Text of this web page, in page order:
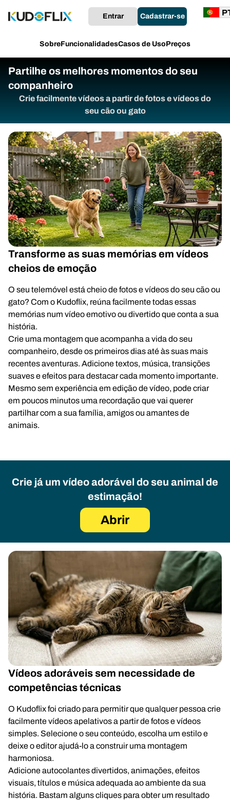
SobreFuncionalidadesCasos de UsoPreços
Entrar Cadastrar-se
Partilhe os melhores momentos do seu
companheiro
Crie facilmente vídeos a partir de fotos e vídeos do
seu cão ou gato
Transforme as suas memórias em vídeos
cheios de emoção
O seu telemóvel está cheio de fotos e vídeos do seu cão ou
gato? Com o Kudoflix, reúna facilmente todas essas
memórias num vídeo emotivo ou divertido que conta a sua
história.
Crie uma montagem que acompanha a vida do seu
companheiro, desde os primeiros dias até às suas mais
recentes aventuras. Adicione textos, música, transições
suaves e efeitos para destacar cada momento importante.
Mesmo sem experiência em edição de vídeo, pode criar
em poucos minutos uma recordação que vai querer
partilhar com a sua família, amigos ou amantes de
animais.
Crie já um vídeo adorável do seu animal de
estimação!
Abrir
Vídeos adoráveis sem necessidade de
competências técnicas
O Kudoflix foi criado para permitir que qualquer pessoa crie
facilmente vídeos apelativos a partir de fotos e vídeos
simples. Selecione o seu conteúdo, escolha um estilo e
deixe o editor ajudá-lo a construir uma montagem
harmoniosa.
Adicione autocolantes divertidos, animações, efeitos
visuais, títulos e música adequada ao ambiente da sua
história. Bastam alguns cliques para obter um resultado